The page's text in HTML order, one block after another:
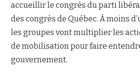
accueillir le congrès du parti
des congrès de Québec. À moins
les groupes vont multiplier les
de mobilisation pour faire
gouvernement.